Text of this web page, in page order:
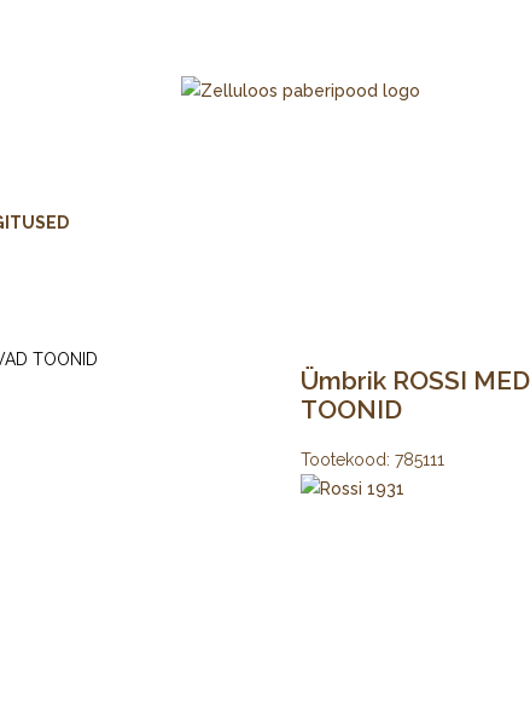
Ümbrik ROSSI
TOONID
Tootekood: 785111